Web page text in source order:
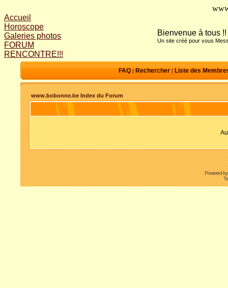
Accueil
Horoscope
Galeries photos
FORUM
RENCONTRE!!!
Bienvenue à tous !!
Un site créé pour vous
FAQ| Rechercher| Liste des
www.bobonne.be Index du Forum
Powered by